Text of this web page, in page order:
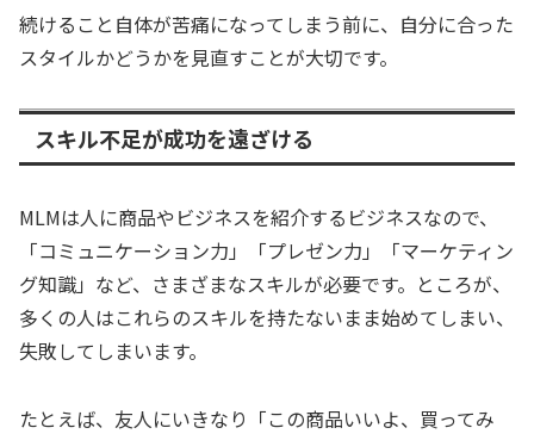
続けること自体が苦痛になってしまう前に、自分に合った
スタイルかどうかを見直すことが大切です。
スキル不足が成功を遠ざける
MLMは人に商品やビジネスを紹介するビジネスなので、
「コミュニケーション力」「プレゼン力」「マーケティン
グ知識」など、さまざまなスキルが必要です。ところが、
多くの人はこれらのスキルを持たないまま始めてしまい、
失敗してしまいます。
たとえば、友人にいきなり「この商品いいよ、買ってみ